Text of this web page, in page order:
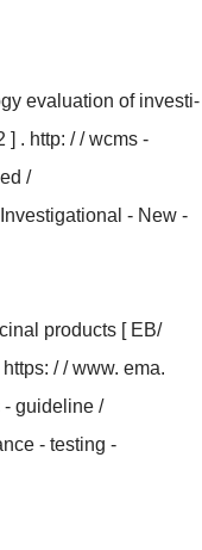
evaluation of
] . http: / / wcms -
/
- New -
products [ EB/
/ / www. ema.
- guideline /
- testing -